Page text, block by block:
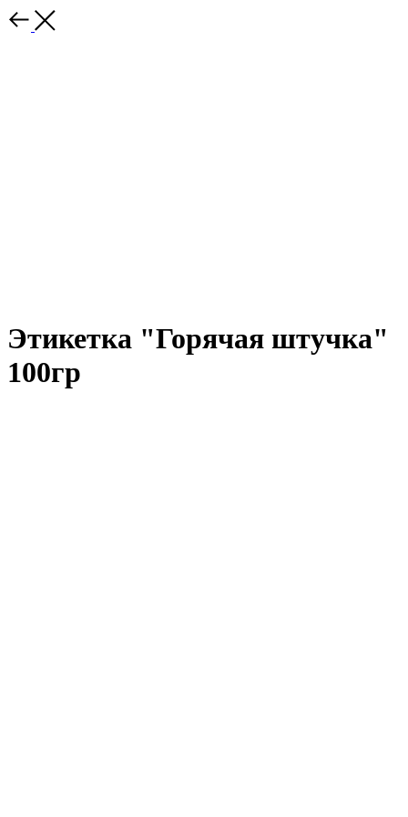
Этикетка "Горячая штучка"
100гр